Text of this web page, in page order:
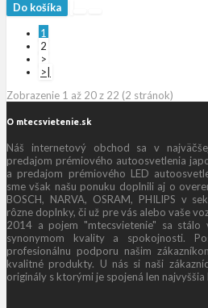
Do košíka
1
2
>
>|
Zobrazenie 1 až 20 z 22 (2 stránok)
O mtecsvietenie.sk
Náš internetový obchod sa v
predajom prémiového autoosvetlenia
a predajom prémiového LED
sme však našu ponuku doplnili aj o
BOSCH, NARVA, OSRAM, PHILIPS v
rôzne doplnky, či už pre vás alebo vaše
2014 a pojem "mtecsvietenie" sa
synonymom kvality a spokojnosti.
profesionálnu podporu našim
kvalitné produkty. U nás si naši
originály s ktorými je spojená len najvyššia